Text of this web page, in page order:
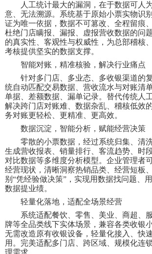
人工统计最大的漏洞，在于数据可人
意、无法溯源。系统基于原始小票实物识
证为唯一依据，数据不可篡改、全程留痕
杜绝门店瞒报、漏报、虚报营收数据的问
的真实性、客观性与权威性，为总部稽核
考核提供坚实的数据支撑。
智能对账，精准核验，解决行业痛点
针对多门店、多业态、多收银渠道的
统自动匹配交易数据、营收流水与对账清
单据、差额数据、漏单记录。替代传统人
解决跨门店对账难、数据杂乱、稽核低效
务对账更轻松、更精准、更高效。
数据沉淀，智能分析，赋能经营决策
零散的小票数据，经过系统归集、清
生成营收报表、销量排行、客流趋势、时
对比数据等多维度分析模型。企业管理者
经营现状，清晰洞察热销品类、经营短板
别 “凭经验做决策”，实现用数据找问题、
数据提业绩。
轻量化落地，适配全场景经营
系统适配餐饮、零售、美业、商超、
牌等全品类线下实体场景，兼容各类收银
无需改造原有收银设备，轻量化接入、快
用。完美适配多门店、跨区域、规模化连